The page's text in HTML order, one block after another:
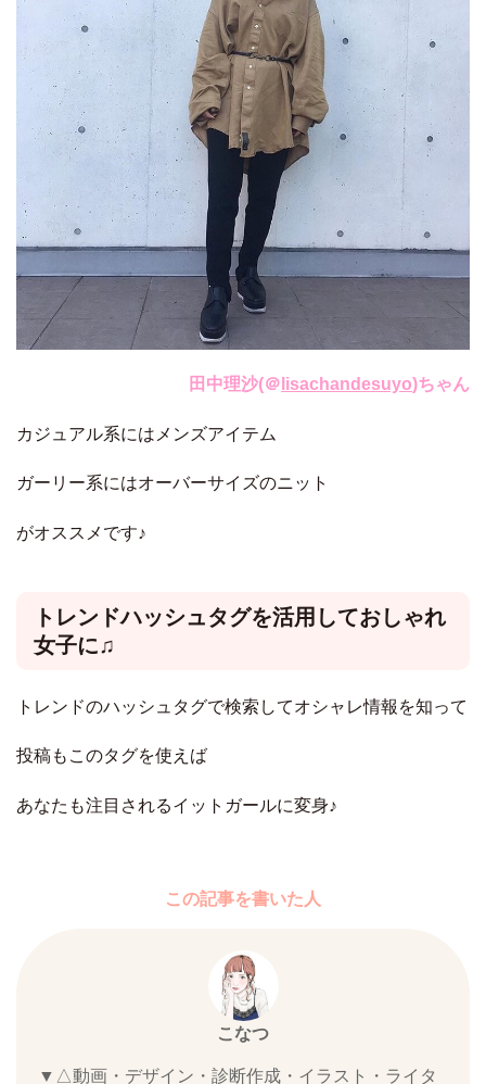
田中理沙(＠ lisachandesuyo)ちゃん
カジュアル系にはメンズアイテム
ガーリー系にはオーバーサイズのニット
がオススメです♪
トレンドハッシュタグを活用しておしゃれ
女子に♫
トレンドのハッシュタグで検索してオシャレ情報を知って
投稿もこのタグを使えば
あなたも注目されるイットガールに変身♪
この記事を書いた人
こなつ
▼△動画・デザイン・診断作成・イラスト・ライタ